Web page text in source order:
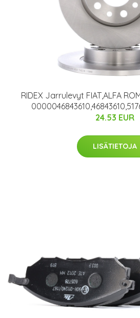
RIDEX Jarrulevyt FIAT,ALFA
24.53 EUR
LISÄTIETOJA